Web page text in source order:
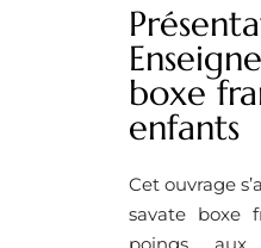
boxe
enfants
Cet ouvrage
savate boxe
poings, aux